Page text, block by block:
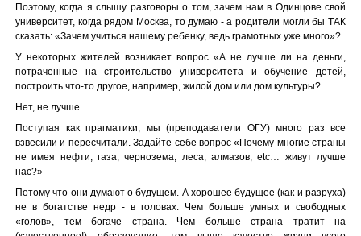
Поэтому, когда я слышу разговоры о том, зачем нам в Одинцове свой
университет, когда рядом Москва, то думаю - а родители могли бы ТАК
сказать: «Зачем учиться нашему ребенку, ведь грамотных уже много»?
У некоторых жителей возникает вопрос «А не лучше ли на деньги,
потраченные на строительство университета и обучение детей,
построить что-то другое, например, жилой дом или дом культуры?
Нет, не лучше.
Поступая как прагматики, мы (преподаватели ОГУ) много раз все
взвесили и пересчитали. Задайте себе вопрос «Почему многие страны
не имея нефти, газа, чернозема, леса, алмазов, etc… живут лучше
нас?»
Потому что они думают о будущем. А хорошее будущее (как и разруха)
не в богатстве недр - в головах. Чем больше умных и свободных
«голов», тем богаче страна. Чем больше страна тратит на